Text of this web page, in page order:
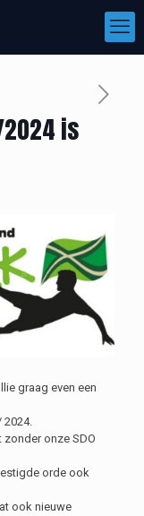
is
graag even een
2024.
onze SDO
orde ook
ook nieuwe